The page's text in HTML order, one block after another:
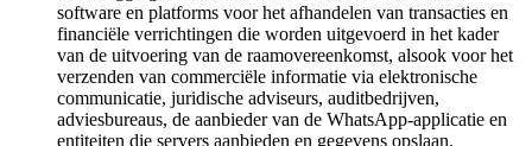
software en platforms voor het afhandelen van transacties en
financiële verrichtingen die worden uitgevoerd in het kader
van de uitvoering van de raamovereenkomst, alsook voor het
verzenden van commerciële informatie via elektronische
communicatie, juridische adviseurs, auditbedrijven,
adviesbureaus, de aanbieder van de WhatsApp-applicatie en
entiteiten die servers aanbieden en gegevens opslaan.